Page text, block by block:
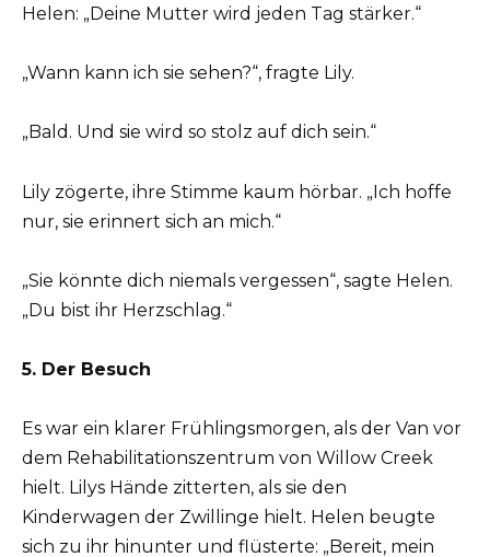
Helen: „Deine Mutter wird jeden Tag stärker.“
„Wann kann ich sie sehen?“, fragte Lily.
„Bald. Und sie wird so stolz auf dich sein.“
Lily zögerte, ihre Stimme kaum hörbar. „Ich hoffe
nur, sie erinnert sich an mich.“
„Sie könnte dich niemals vergessen“, sagte Helen.
„Du bist ihr Herzschlag.“
5. Der Besuch
Es war ein klarer Frühlingsmorgen, als der Van vor
dem Rehabilitationszentrum von Willow Creek
hielt. Lilys Hände zitterten, als sie den
Kinderwagen der Zwillinge hielt. Helen beugte
sich zu ihr hinunter und flüsterte: „Bereit, mein